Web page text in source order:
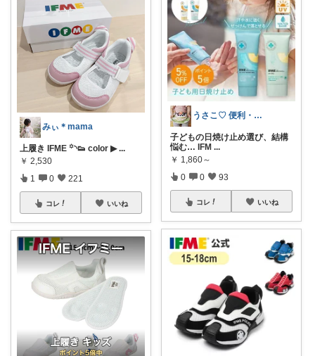
みぃ︎＊mama
上履き IFME ꙳◝👟 color ▶︎ ...
￥ 2,530
1 0 221
コレ いいね
うさこ♡ 便利・健康・おしゃれ♡
子どもの日焼け止め選び、結構
悩む… IFM ...
￥ 1,860～
0 0 93
コレ いいね